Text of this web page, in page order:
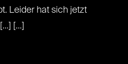
Leider hat sich jetzt
[...]